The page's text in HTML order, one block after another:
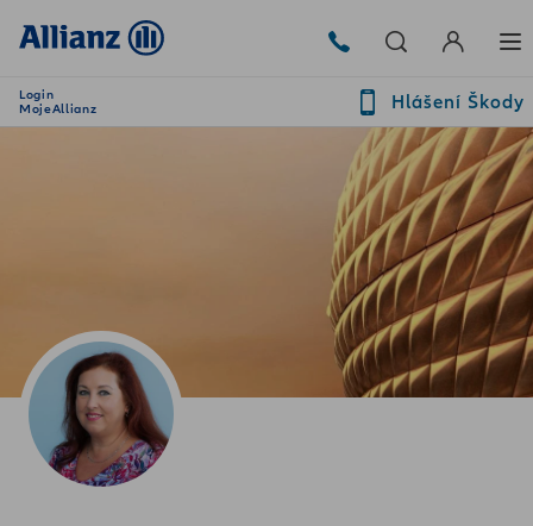
Login
MojeAllianz
Hlášení Škody